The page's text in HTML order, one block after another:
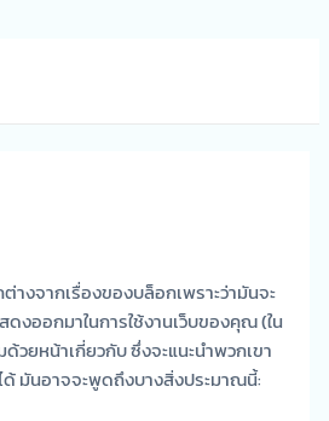
งจากเรื่องของบล็อกเพราะว่ามันจะ
ดงออกมาในการใช้งานเว็บของคุณ (ใน
วยหน้าเกี่ยวกับ ซึ่งจะแนะนำพวกเขา
ด้ มันอาจจะพูดถึงบางสิ่งประมาณนี้: